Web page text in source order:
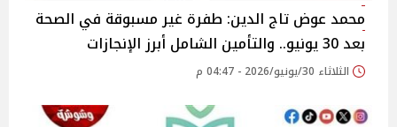
محمد عوض تاج الدين: طفرة غير مسبوقة في الصحة
بعد 30 يونيو.. والتأمين الشامل أبرز الإنجازات
الثلاثاء 30/يونيو/2026 - 04:47 م